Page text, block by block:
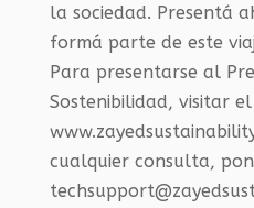
la sociedad. Presentá
formá parte de este
Para presentarse al
Sostenibilidad, visitar
cualquier consulta,